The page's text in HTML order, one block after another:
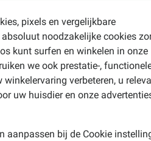
pixels en vergelijkbare
noodzakelijke cookies
kunt surfen en winkelen in onze
we ook prestatie-,
verbeteren, u
uw huisdier en onze
aanpassen bij de Cookie